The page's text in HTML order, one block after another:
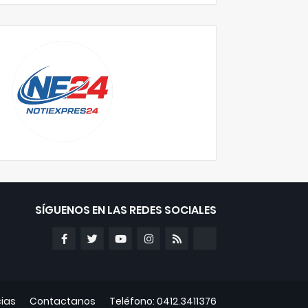
SÍGUENOS EN LAS REDES SOCIALES
Contactanos Teléfono: 0412.3411376